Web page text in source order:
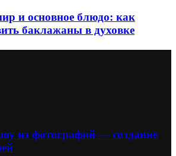
и основное блюдо: как
баклажаны в духовке
из фотографий — создание